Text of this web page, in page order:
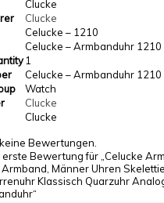
Clucke
Clucke
Celucke – 1210
Celucke – Armbanduhr 1210
1
Celucke – Armbanduhr 1210
Watch
Clucke
Clucke
Bewertungen.
Bewertung für „Celucke
Armband, Männer Uhren
Klassisch Quarzuhr